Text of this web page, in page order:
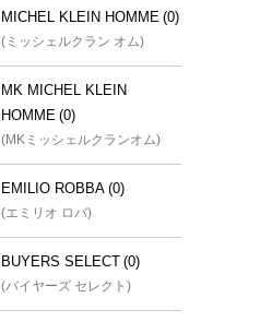
GIANNI LO GIUDICE(小さ
いサイズ)
いサイズ))
GEORGES RECH(小さいサ
(ジョルジュレッシュ(小さいサ
イズ))
CHRISTIAN AUJARD(小さ
いサイズ)
MICHEL KLEIN HOMME
(ミッシェルクラン オム)
MK MICHEL KLEIN
HOMME
(MKミッシェルクランオム)
EMILIO ROBBA
(エミリオ ロバ)
BUYERS SELECT
(バイヤーズ セレクト)